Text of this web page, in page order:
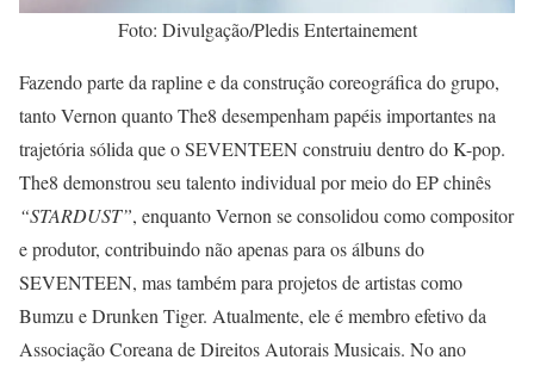
Foto: Divulgação/Pledis Entertainement
Fazendo parte da rapline e da construção coreográfica do grupo,
tanto Vernon quanto The8 desempenham papéis importantes na
trajetória sólida que o SEVENTEEN construiu dentro do K-pop.
The8 demonstrou seu talento individual por meio do EP chinês
“STARDUST”, enquanto Vernon se consolidou como compositor
e produtor, contribuindo não apenas para os álbuns do
SEVENTEEN, mas também para projetos de artistas como
Bumzu e Drunken Tiger. Atualmente, ele é membro efetivo da
Associação Coreana de Direitos Autorais Musicais. No ano